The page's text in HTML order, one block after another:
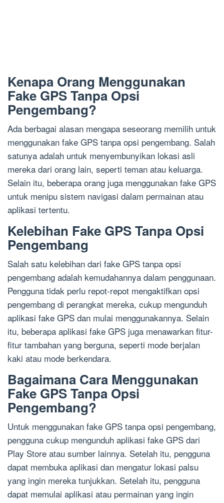
Kenapa Orang Menggunakan
Fake GPS Tanpa Opsi
Pengembang?
Ada berbagai alasan mengapa seseorang memilih untuk
menggunakan fake GPS tanpa opsi pengembang. Salah
satunya adalah untuk menyembunyikan lokasi asli
mereka dari orang lain, seperti teman atau keluarga.
Selain itu, beberapa orang juga menggunakan fake GPS
untuk menipu sistem navigasi dalam permainan atau
aplikasi tertentu.
Kelebihan Fake GPS Tanpa Opsi
Pengembang
Salah satu kelebihan dari fake GPS tanpa opsi
pengembang adalah kemudahannya dalam penggunaan.
Pengguna tidak perlu repot-repot mengaktifkan opsi
pengembang di perangkat mereka, cukup mengunduh
aplikasi fake GPS dan mulai menggunakannya. Selain
itu, beberapa aplikasi fake GPS juga menawarkan fitur-
fitur tambahan yang berguna, seperti mode berjalan
kaki atau mode berkendara.
Bagaimana Cara Menggunakan
Fake GPS Tanpa Opsi
Pengembang?
Untuk menggunakan fake GPS tanpa opsi pengembang,
pengguna cukup mengunduh aplikasi fake GPS dari
Play Store atau sumber lainnya. Setelah itu, pengguna
dapat membuka aplikasi dan mengatur lokasi palsu
yang ingin mereka tunjukkan. Setelah itu, pengguna
dapat memulai aplikasi atau permainan yang ingin